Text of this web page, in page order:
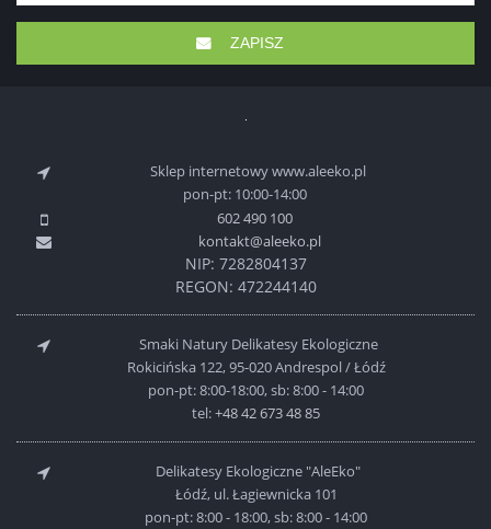
ZAPISZ
Sklep internetowy www.aleeko.pl
pon-pt: 10:00-14:00
602 490 100
kontakt@aleeko.pl
NIP: 7282804137
REGON: 472244140
Smaki Natury Delikatesy Ekologiczne
Rokicińska 122, 95-020 Andrespol / Łódź
pon-pt: 8:00-18:00, sb: 8:00 - 14:00
tel:+48 42 673 48 85
Delikatesy Ekologiczne "AleEko"
Łódź, ul. Łagiewnicka 101
pon-pt: 8:00 - 18:00, sb: 8:00 - 14:00